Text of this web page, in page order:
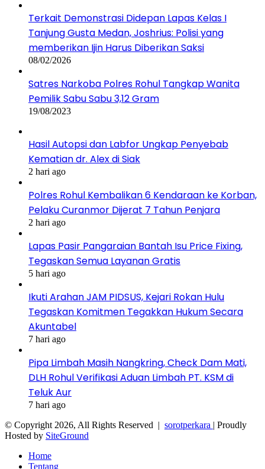
Terkait Demonstrasi Didepan Lapas Kelas I
Tanjung Gusta Medan, Joshrius: Polisi yang
memberikan Ijin Harus Diberikan Saksi
08/02/2026
Satres Narkoba Polres Rohul Tangkap Wanita
Pemilik Sabu Sabu 3,12 Gram
19/08/2023
Hasil Autopsi dan Labfor Ungkap Penyebab
Kematian dr. Alex di Siak
2 hari ago
Polres Rohul Kembalikan 6 Kendaraan ke Korban,
Pelaku Curanmor Dijerat 7 Tahun Penjara
2 hari ago
Lapas Pasir Pangaraian Bantah Isu Price Fixing,
Tegaskan Semua Layanan Gratis
5 hari ago
Ikuti Arahan JAM PIDSUS, Kejari Rokan Hulu
Tegaskan Komitmen Tegakkan Hukum Secara
Akuntabel
7 hari ago
Pipa Limbah Masih Nangkring, Check Dam Mati,
DLH Rohul Verifikasi Aduan Limbah PT. KSM di
Teluk Aur
7 hari ago
© Copyright 2026, All Rights Reserved | sorotperkara | Proudly
Hosted by SiteGround
Home
Tentang